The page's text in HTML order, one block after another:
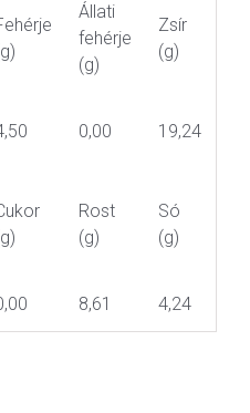
Állati
fehérje
(g)
Zsír
(g)
0,00 19,24
Rost
(g)
Só
(g)
8,61 4,24